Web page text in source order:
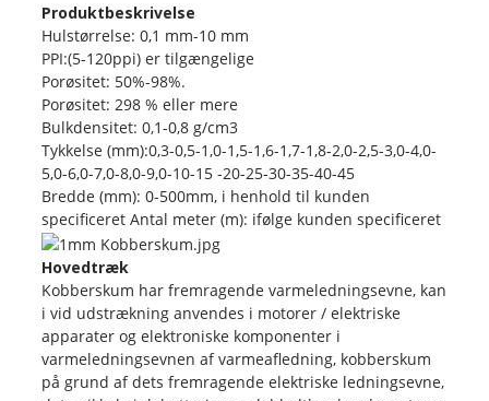
Produktbeskrivelse
Hulstørrelse: 0,1 mm-10 mm
PPI:(5-120ppi) er tilgængelige
Porøsitet: 50%-98%.
Porøsitet: 298 % eller mere
Bulkdensitet: 0,1-0,8 g/cm3
Tykkelse (mm):0,3-0,5-1,0-1,5-1,6-1,7-1,8-2,0-2,5-3,0-4,0-
5,0-6,0-7,0-8,0-9,0-10-15 -20-25-30-35-40-45
Bredde (mm): 0-500mm, i henhold til kunden
specificeret Antal meter (m): ifølge kunden specificeret
Hovedtræk
Kobberskum har fremragende varmeledningsevne, kan
i vid udstrækning anvendes i motorer / elektriske
apparater og elektroniske komponenter i
varmeledningsevnen af ​​varmeafledning, kobberskum
på grund af dets fremragende elektriske ledningsevne,